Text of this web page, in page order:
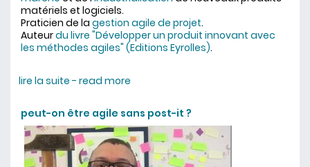
matériels et logiciels.
Praticien de la gestion agile de projet.
Auteurdu livre "Développer un produit innovant avec
les méthodes agiles" (Editions Eyrolles).
lire la suite - read more
peut-on être agile sans post-it ?